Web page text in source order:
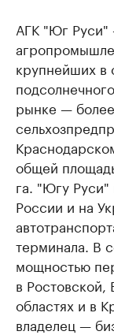
АГК "Юг Руси"
крупнейших в
рынке —
общей
га. "Югу Руси"
России и на
терминала. В
мощностью
в
областях и в
владелец —